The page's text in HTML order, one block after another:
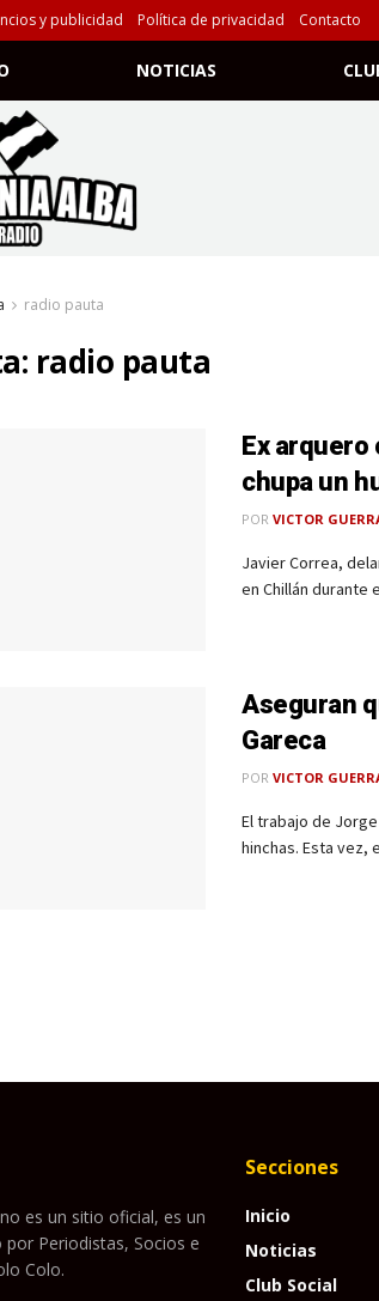
y publicidad Política de privacidad Contacto
NOTICIAS
radio pauta
radio pauta
Ex arquero
chupa un
POR VICTOR
Javier Correa,
en Chillán durante
Aseguran
Gareca
POR VICTOR
El trabajo de
hinchas. Esta vez,
es un sitio oficial, es un
Periodistas, Socios e
Colo.
Secciones
Inicio
Noticias
Club Social